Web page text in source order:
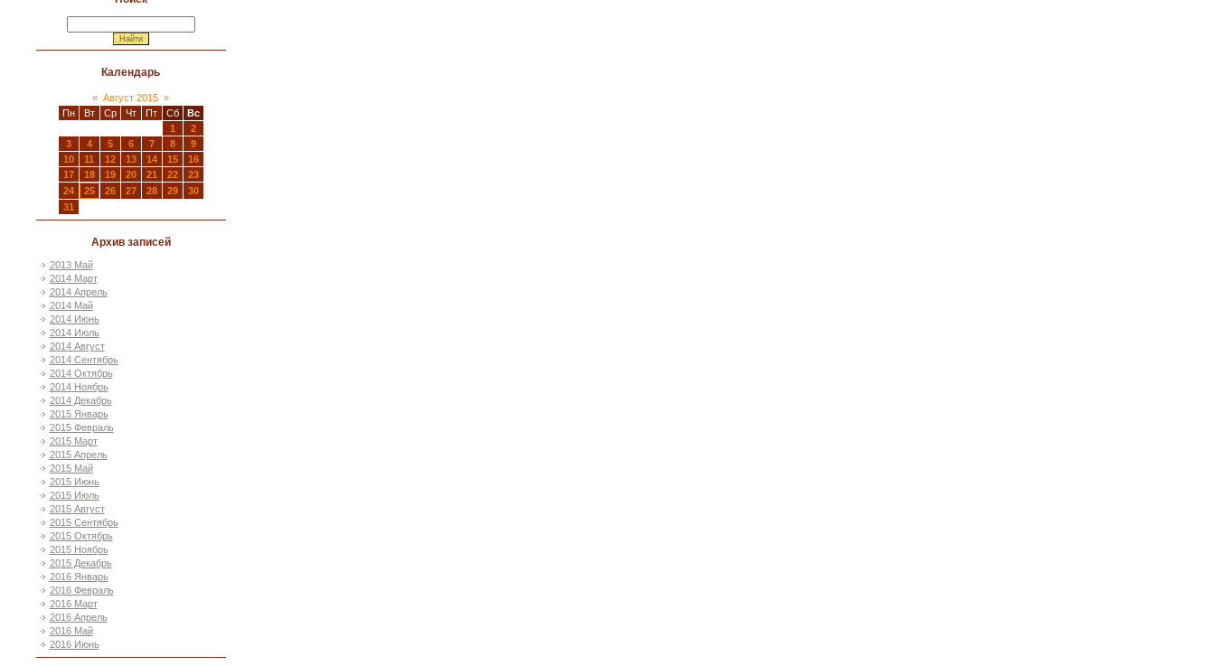
Календарь
« Август 2015 »
Пн
Вт Ср Чт Пт Сб
Вс
1
2
3
4 5 6 7 8
9
10
11 12 13 14 15
16
17
18 19 20 21 22
23
24
25 26 27 28 29
30
31
Архив записей
2013 Май
2014 Март
2014 Апрель
2014 Май
2014 Июнь
2014 Июль
2014 Август
2014 Сентябрь
2014 Октябрь
2014 Ноябрь
2014 Декабрь
2015 Январь
2015 Февраль
2015 Март
2015 Апрель
2015 Май
2015 Июнь
2015 Июль
2015 Август
2015 Сентябрь
2015 Октябрь
2015 Ноябрь
2015 Декабрь
2016 Январь
2016 Февраль
2016 Март
2016 Апрель
2016 Май
2016 Июнь